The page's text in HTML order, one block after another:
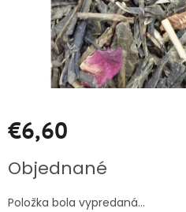
€6,60
cena:
Objednané
Položka bola vypredaná…